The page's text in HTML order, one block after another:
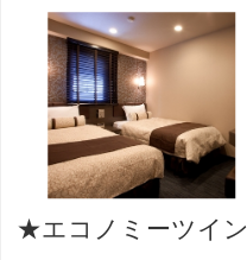
★エコノミーツイン